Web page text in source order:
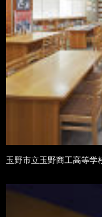
玉野市立玉野商工高等学